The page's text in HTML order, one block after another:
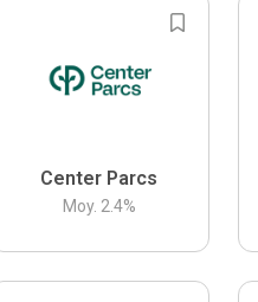
Center Parcs
Moy. 2.4%